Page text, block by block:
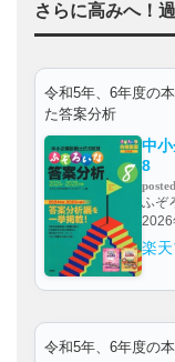
さらに高みへ！
令和5年、6年度の
た答案分析
中
8
ふぞ
楽
令和5年、6年度の